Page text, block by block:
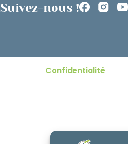
Suivez-nous !
Confidentialité